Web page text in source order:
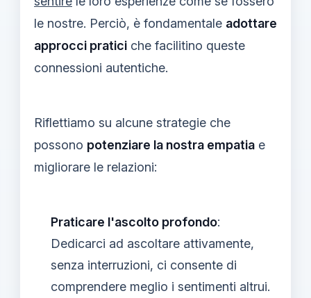
le nostre. Perciò, è fondamentale adottare
approcci pratici che facilitino queste
connessioni autentiche.
Riflettiamo su alcune strategie che
possono potenziare la nostra empatia e
migliorare le relazioni:
Praticare l'ascolto profondo:
Dedicarci ad ascoltare attivamente,
senza interruzioni, ci consente di
comprendere meglio i sentimenti altrui.